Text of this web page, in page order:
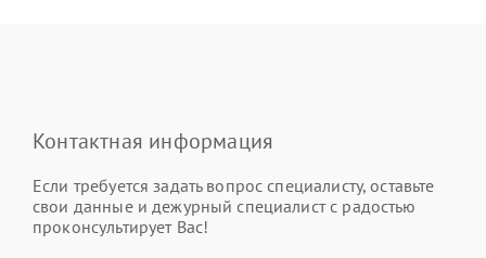
Контактная информация
Если требуется задать вопрос специалисту, оставьте
свои данные и дежурный специалист с радостью
проконсультирует Вас!